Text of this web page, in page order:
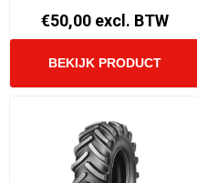
€50,00 excl. BTW